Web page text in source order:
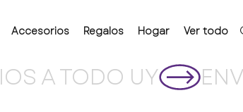
Accesorios Regalos Hogar Ver todo